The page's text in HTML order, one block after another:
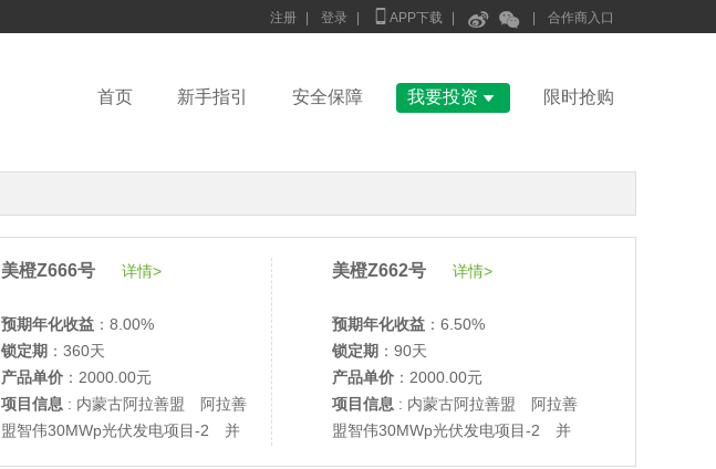
注册 登录  APP下载   合作商入口
首页 新手指引 安全保障 我要投资  限时抢购
美橙Z666号 详情>
预期年化收益 ：8.00%
锁定期 ：360天
产品单价 ：2000.00元
项目信息 : 内蒙古阿拉善盟 阿拉善
盟智伟30MWp光伏发电项目-2 并
美橙Z662号 详情>
预期年化收益 ：6.50%
锁定期 ：90天
产品单价 ：2000.00元
项目信息 : 内蒙古阿拉善盟 阿拉善
盟智伟30MWp光伏发电项目-2 并